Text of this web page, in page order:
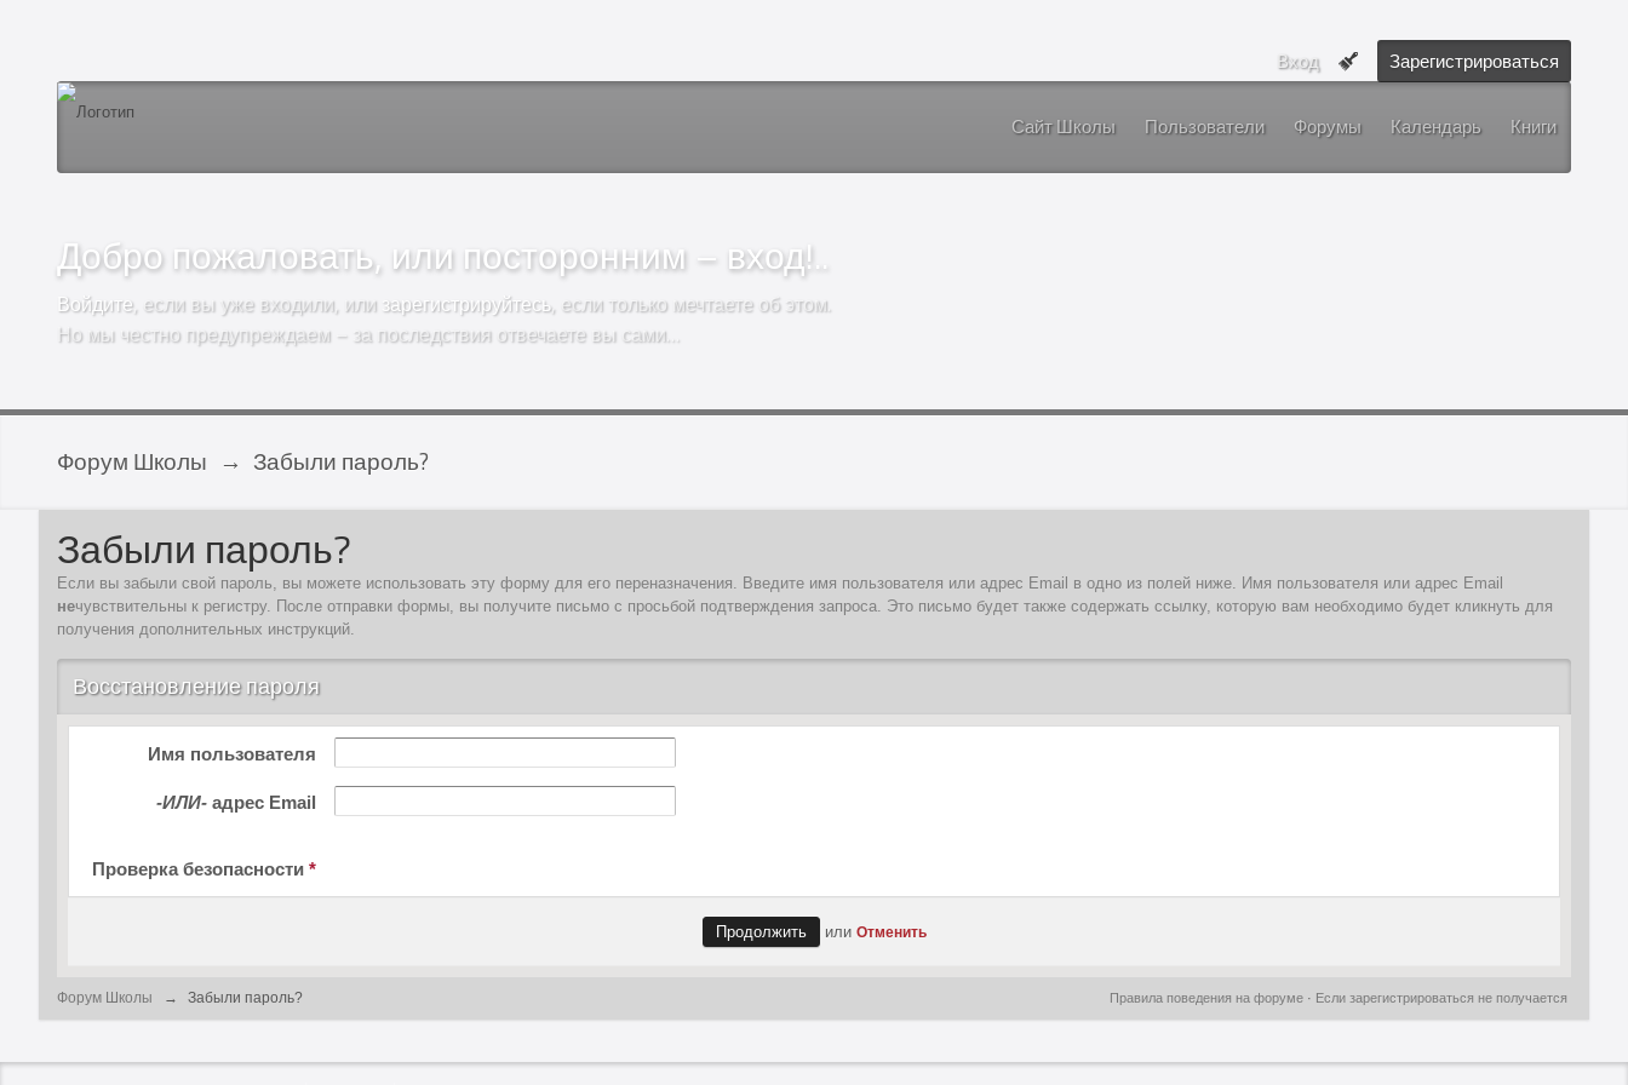
Вход Зарегистрироваться
Сайт Школы Пользователи Форумы Календарь Книги
Добро пожаловать, или посторонним – вход!..
Войдите, если вы уже входили, или зарегистрируйтесь, если только мечтаете об этом.
Но мы честно предупреждаем – за последствия отвечаете вы сами…
Форум Школы → Забыли пароль?
Забыли пароль?
Если вы забыли свой пароль, вы можете использовать эту форму для его переназначения. Введите имя пользователя или адрес Email в одно из полей ниже. Имя пользователя или адрес Email
нечувствительны к регистру. После отправки формы, вы получите письмо с просьбой подтверждения запроса. Это письмо будет также содержать ссылку, которую вам необходимо будет кликнуть для
получения дополнительных инструкций.
Восстановление пароля
Имя пользователя
-ИЛИ- адрес Email
Проверка безопасности*
или Отменить
Форум Школы → Забыли пароль? Если зарегистрироваться не получается
Правила поведения на форуме ·